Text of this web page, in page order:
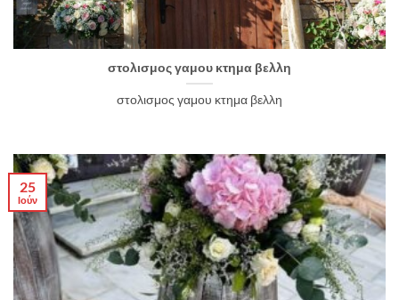
στολισμος γαμου κτημα βελλη
στολισμος γαμου κτημα βελλη
25
Ιούν